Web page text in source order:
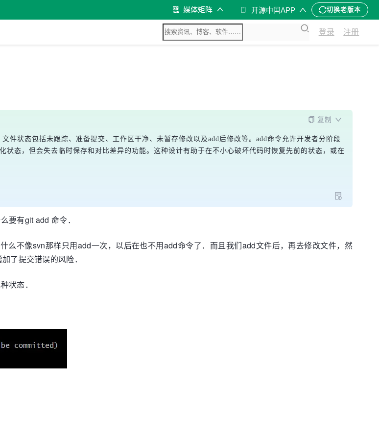
媒体矩阵 开源中国APP 切换老版本
登录 注册
复制
件状态包括未跟踪、准备提交、工作区干净、未暂存修改以及add后修改等。add命令允许开发者分阶段
状态，但会失去临时保存和对比差异的功能。这种设计有助于在不小心破坏代码时恢复先前的状态，或在
要有git add 命令．
么不像svn那样只用add一次，以后在也不用add命令了．而且我们add文件后，再去修改文件，然
了提交错误的风险．
状态．